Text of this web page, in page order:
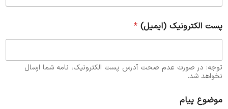
پست الکترونیک (ایمیل) *
توجه: در صورت عدم صحت آدرس پست الکترونیک، نامه شما ارسال
نخواهد شد.
موضوع پیام